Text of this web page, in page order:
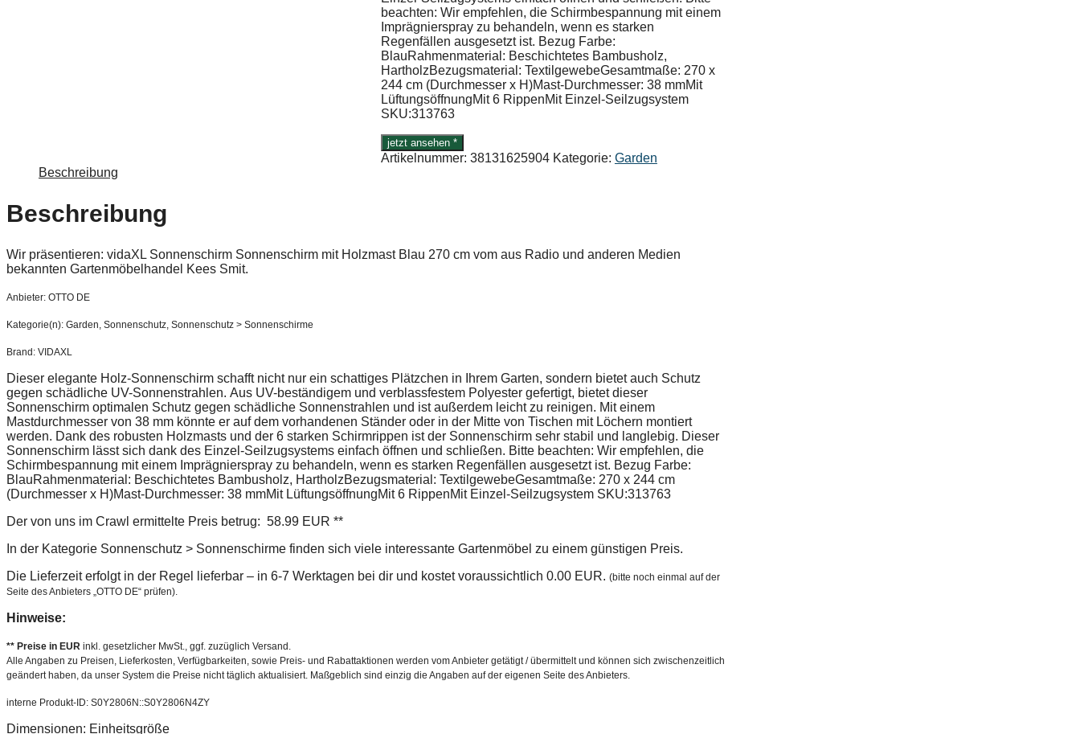
beachten: Wir empfehlen, die Schirmbespannung mit einem
Imprägnierspray zu behandeln, wenn es starken
Regenfällen ausgesetzt ist. Bezug Farbe:
BlauRahmenmaterial: Beschichtetes Bambusholz,
HartholzBezugsmaterial: TextilgewebeGesamtmaße: 270 x
244 cm (Durchmesser x H)Mast-Durchmesser: 38 mmMit
LüftungsöffnungMit 6 RippenMit Einzel-Seilzugsystem
SKU:313763
jetzt ansehen *
Artikelnummer: 38131625904 Kategorie: Garden
Beschreibung
Beschreibung
Wir präsentieren: vidaXL Sonnenschirm Sonnenschirm mit Holzmast Blau 270 cm vom aus Radio und anderen Medien
bekannten Gartenmöbelhandel Kees Smit.
Anbieter: OTTO DE
Kategorie(n): Garden, Sonnenschutz, Sonnenschutz > Sonnenschirme
Brand: VIDAXL
Dieser elegante Holz-Sonnenschirm schafft nicht nur ein schattiges Plätzchen in Ihrem Garten, sondern bietet auch Schutz
gegen schädliche UV-Sonnenstrahlen. Aus UV-beständigem und verblassfestem Polyester gefertigt, bietet dieser
Sonnenschirm optimalen Schutz gegen schädliche Sonnenstrahlen und ist außerdem leicht zu reinigen. Mit einem
Mastdurchmesser von 38 mm könnte er auf dem vorhandenen Ständer oder in der Mitte von Tischen mit Löchern montiert
werden. Dank des robusten Holzmasts und der 6 starken Schirmrippen ist der Sonnenschirm sehr stabil und langlebig. Dieser
Sonnenschirm lässt sich dank des Einzel-Seilzugsystems einfach öffnen und schließen. Bitte beachten: Wir empfehlen, die
Schirmbespannung mit einem Imprägnierspray zu behandeln, wenn es starken Regenfällen ausgesetzt ist. Bezug Farbe:
BlauRahmenmaterial: Beschichtetes Bambusholz, HartholzBezugsmaterial: TextilgewebeGesamtmaße: 270 x 244 cm
(Durchmesser x H)Mast-Durchmesser: 38 mmMit LüftungsöffnungMit 6 RippenMit Einzel-Seilzugsystem SKU:313763
Der von uns im Crawl ermittelte Preis betrug: 58.99 EUR **
In der Kategorie Sonnenschutz > Sonnenschirme finden sich viele interessante Gartenmöbel zu einem günstigen Preis.
Die Lieferzeit erfolgt in der Regel lieferbar – in 6-7 Werktagen bei dir und kostet voraussichtlich 0.00 EUR. (bitte noch einmal auf der
Seite des Anbieters „OTTO DE“ prüfen).
Hinweise:
** Preise in EUR inkl. gesetzlicher MwSt., ggf. zuzüglich Versand.
Alle Angaben zu Preisen, Lieferkosten, Verfügbarkeiten, sowie Preis- und Rabattaktionen werden vom Anbieter getätigt / übermittelt und können sich zwischenzeitlich
geändert haben, da unser System die Preise nicht täglich aktualisiert. Maßgeblich sind einzig die Angaben auf der eigenen Seite des Anbieters.
interne Produkt-ID: S0Y2806N::S0Y2806N4ZY
Dimensionen: Einheitsgröße